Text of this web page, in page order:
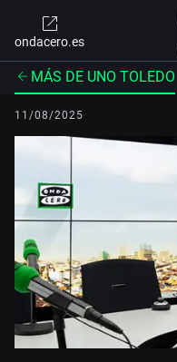
ondacero.es
MÁS DE UNO TOLEDO
11/08/2025